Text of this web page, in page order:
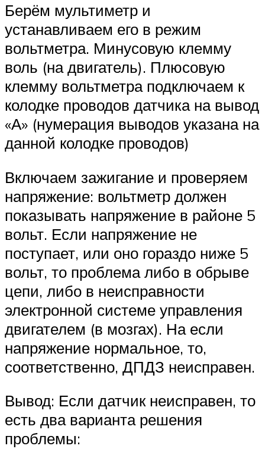
Берём мультиметр и
устанавливаем его в режим
вольтметра. Минусовую клемму
воль (на двигатель). Плюсовую
клемму вольтметра подключаем к
колодке проводов датчика на вывод
«А» (нумерация выводов указана на
данной колодке проводов)
Включаем зажигание и проверяем
напряжение: вольтметр должен
показывать напряжение в районе 5
вольт. Если напряжение не
поступает, или оно гораздо ниже 5
вольт, то проблема либо в обрыве
цепи, либо в неисправности
электронной системе управления
двигателем (в мозгах). На если
напряжение нормальное, то,
соответственно, ДПДЗ неисправен.
Вывод: Если датчик неисправен, то
есть два варианта решения
проблемы: